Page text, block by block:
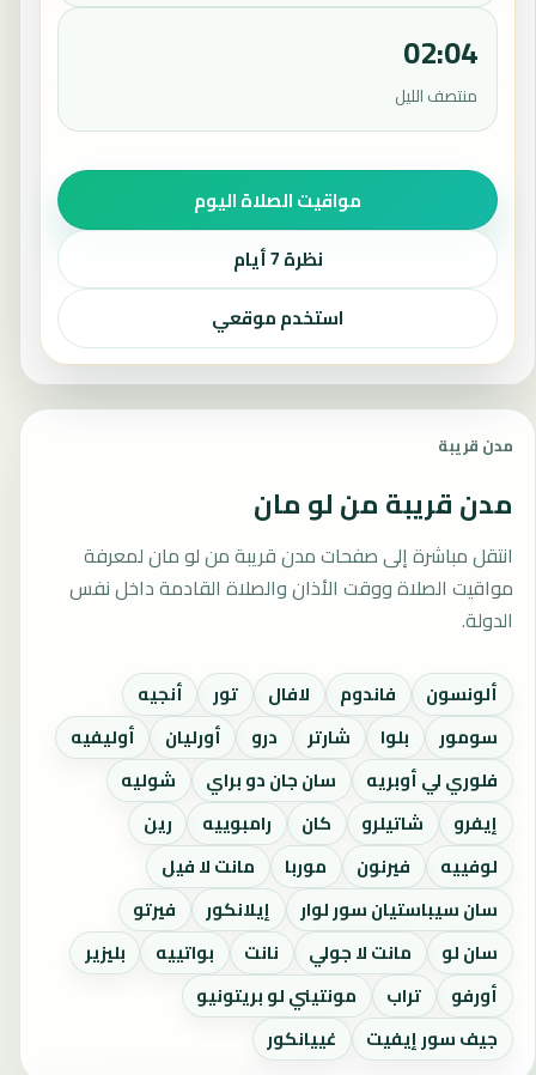
02:04
منتصف الليل
مواقيت الصلاة اليوم
نظرة 7 أيام
استخدم موقعي
مدن قريبة
مدن قريبة من لو مان
انتقل مباشرة إلى صفحات مدن قريبة من لو مان لمعرفة
مواقيت الصلاة ووقت الأذان والصلاة القادمة داخل نفس
الدولة.
ألونسون فاندوم لافال تور
أنجيه
سومور
بلوا شارتر درو أورليان
أوليفيه
فلوري لي أوبريه
سان جان دو براي
شوليه
إيفرو
شاتيلرو كان رامبوييه
رين
لوفييه
فيرنون موربا
مانت لا فيل
سان سيباستيان سور لوار
إيلانكور
فيرتو
سان لو
مانت لا جولي نانت بواتييه
بليزير
أورفو
تراب
مونتيني لو بريتونيو
جيف سور إيفيت
غييانكور